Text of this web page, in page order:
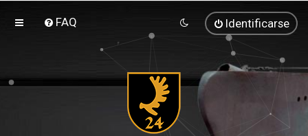
FAQ Identificarse